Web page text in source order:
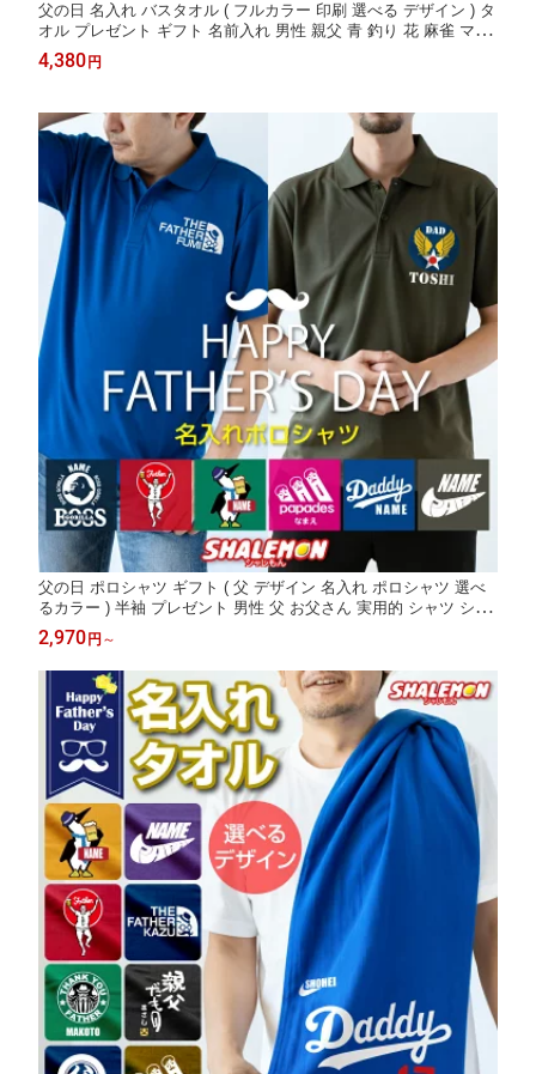
父の日 名入れ バスタオル ( フルカラー 印刷 選べる デザイン ) タ
オル プレゼント ギフト 名前入れ 男性 親父 青 釣り 花 麻雀 マー
ジャン 新選組 掛け軸 温泉 野球 スポーツ 実用的 スポーツ ジム
フィットネス サウナ 風呂 お祝い 誕生日 和風 和柄 _CC
4,380 円
父の日 ポロシャツ ギフト ( 父 デザイン 名入れ ポロシャツ 選べ
るカラー ) 半袖 プレゼント 男性 父 お父さん 実用的 シャツ シニ
ア ワンポイント 30代 40代 50代 60代 70代 ドライ スポーツ 速乾
ポロ アウトドア ビール うなぎ コーヒー より トップス カジュア
ル _CC1
2,970 円 ～